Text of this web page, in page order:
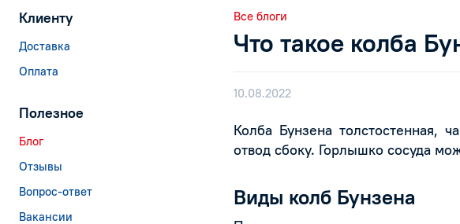
Клиенту
Доставка
Оплата
Полезное
Блог
Отзывы
Вопрос-ответ
Вакансии
Все блоги
Что такое колба
10.08.2022
Колба Бунзена толстостенная,
отвод сбоку. Горлышко сосуда
Виды колб Бунзена